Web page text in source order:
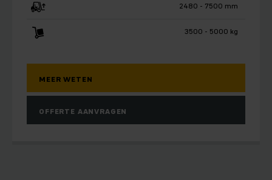
2480 - 7500 mm
3500 - 5000 kg
MEER WETEN
OFFERTE AANVRAGEN